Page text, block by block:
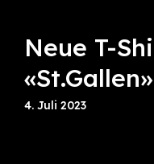
Neue T-
«St.Gallen»
4. Juli 2023